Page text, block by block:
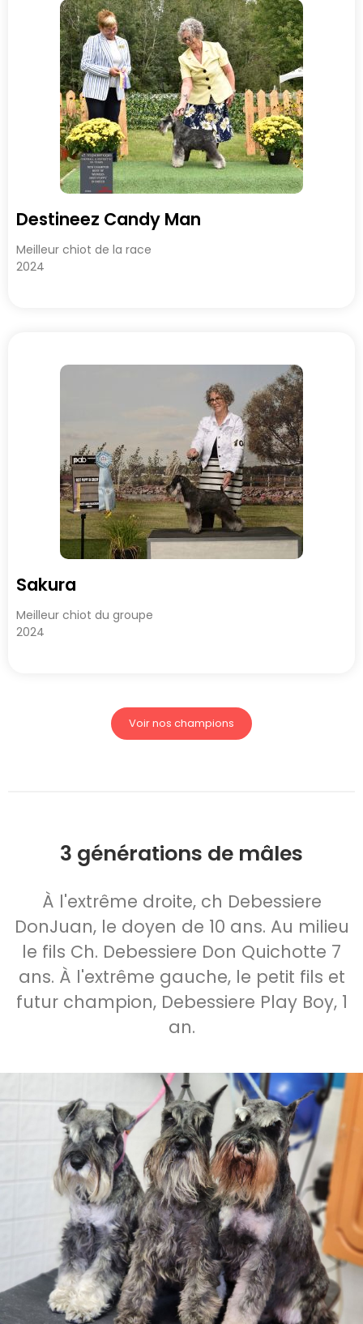
Destineez Candy Man
Meilleur chiot de la race
2024
Sakura
Meilleur chiot du groupe
2024
Voir nos champions
3 générations de mâles
À l'extrême droite, ch Debessiere
DonJuan, le doyen de 10 ans. Au milieu
le fils Ch. Debessiere Don Quichotte 7
ans. À l'extrême gauche, le petit fils et
futur champion, Debessiere Play Boy, 1
an.